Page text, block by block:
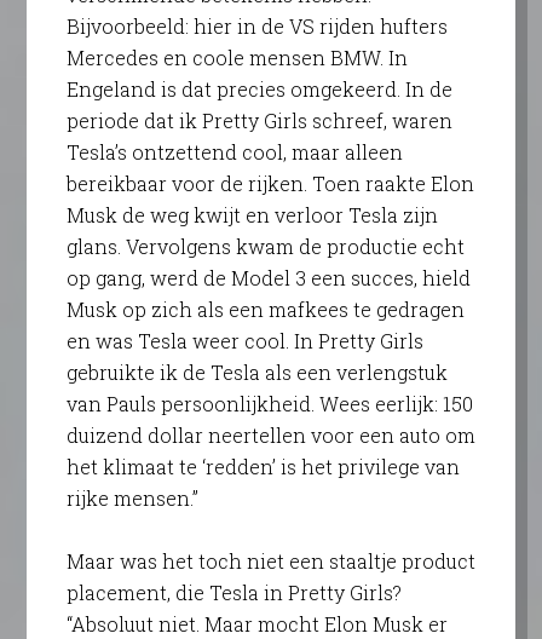
Bijvoorbeeld: hier in de VS rijden hufters
Mercedes en coole mensen BMW. In
Engeland is dat precies omgekeerd. In de
periode dat ik Pretty Girls schreef, waren
Tesla’s ontzettend cool, maar alleen
bereikbaar voor de rijken. Toen raakte Elon
Musk de weg kwijt en verloor Tesla zijn
glans. Vervolgens kwam de productie echt
op gang, werd de Model 3 een succes, hield
Musk op zich als een mafkees te gedragen
en was Tesla weer cool. In Pretty Girls
gebruikte ik de Tesla als een verlengstuk
van Pauls persoonlijkheid. Wees eerlijk: 150
duizend dollar neertellen voor een auto om
het klimaat te ‘redden’ is het privilege van
rijke mensen.”
Maar was het toch niet een staaltje product
placement, die Tesla in Pretty Girls?
“Absoluut niet. Maar mocht Elon Musk er